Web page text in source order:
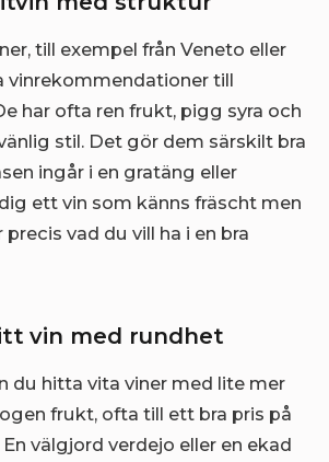
till exempel från Veneto eller
vinrekommendationer till
har ofta ren frukt, pigg syra och
stil. Det gör dem särskilt bra
ingår i en gratäng eller
ett vin som känns fräscht men
vad du vill ha i en bra
vin med rundhet
du hitta vita viner med lite mer
frukt, ofta till ett bra pris på
välgjord verdejo eller en ekad